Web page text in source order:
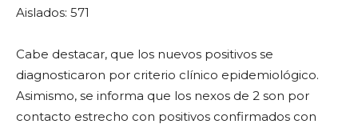
Aislados: 571
Cabe destacar, que los nuevos positivos se
diagnosticaron por criterio clínico epidemiológico.
Asimismo, se informa que los nexos de 2 son por
contacto estrecho con positivos confirmados con